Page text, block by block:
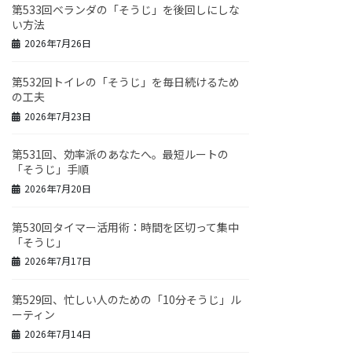
第533回ベランダの「そうじ」を後回しにしな
い方法
2026年7月26日
第532回トイレの「そうじ」を毎日続けるため
の工夫
2026年7月23日
第531回、効率派のあなたへ。最短ルートの
「そうじ」手順
2026年7月20日
第530回タイマー活用術：時間を区切って集中
「そうじ」
2026年7月17日
第529回、忙しい人のための「10分そうじ」ル
ーティン
2026年7月14日